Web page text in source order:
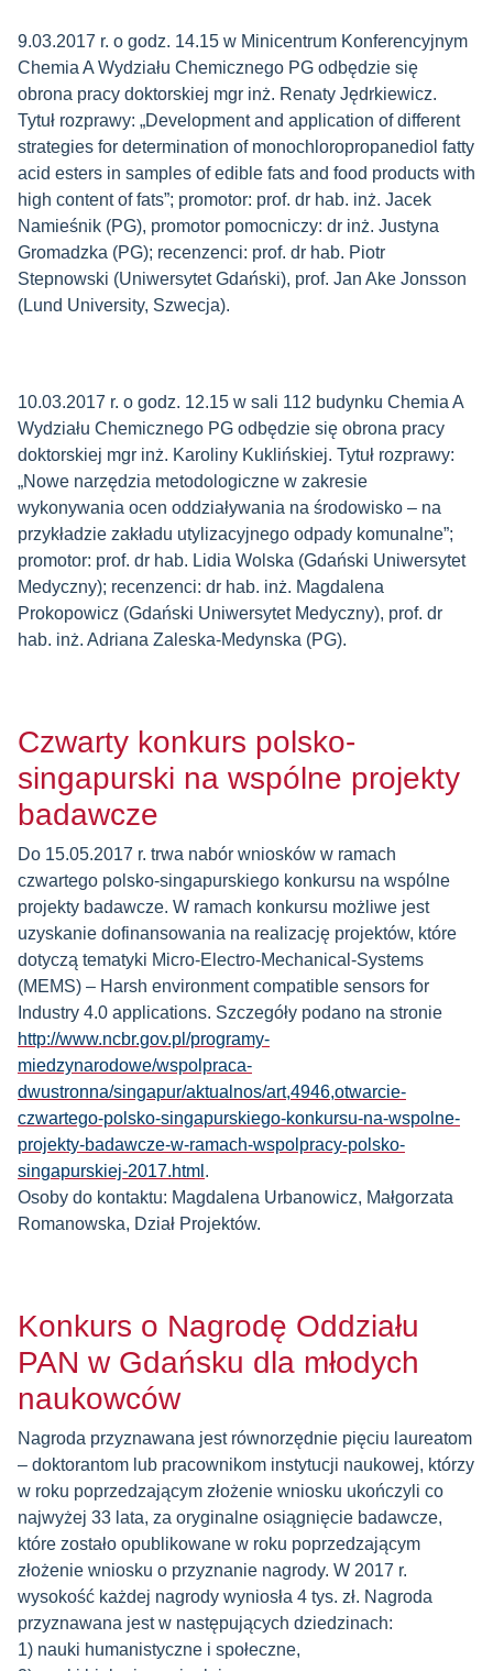
9.03.2017 r. o godz. 14.15 w Minicentrum Konferencyjnym
Chemia A Wydziału Chemicznego PG odbędzie się
obrona pracy doktorskiej mgr inż. Renaty Jędrkiewicz.
Tytuł rozprawy: „Development and application of different
strategies for determination of monochloropropanediol fatty
acid esters in samples of edible fats and food products with
high content of fats”; promotor: prof. dr hab. inż. Jacek
Namieśnik (PG), promotor pomocniczy: dr inż. Justyna
Gromadzka (PG); recenzenci: prof. dr hab. Piotr
Stepnowski (Uniwersytet Gdański), prof. Jan Ake Jonsson
(Lund University, Szwecja).
10.03.2017 r. o godz. 12.15 w sali 112 budynku Chemia A
Wydziału Chemicznego PG odbędzie się obrona pracy
doktorskiej mgr inż. Karoliny Kuklińskiej. Tytuł rozprawy:
„Nowe narzędzia metodologiczne w zakresie
wykonywania ocen oddziaływania na środowisko – na
przykładzie zakładu utylizacyjnego odpady komunalne”;
promotor: prof. dr hab. Lidia Wolska (Gdański Uniwersytet
Medyczny); recenzenci: dr hab. inż. Magdalena
Prokopowicz (Gdański Uniwersytet Medyczny), prof. dr
hab. inż. Adriana Zaleska-Medynska (PG).
Czwarty konkurs polsko-
singapurski na wspólne projekty
badawcze
Do 15.05.2017 r. trwa nabór wniosków w ramach
czwartego polsko-singapurskiego konkursu na wspólne
projekty badawcze. W ramach konkursu możliwe jest
uzyskanie dofinansowania na realizację projektów, które
dotyczą tematyki Micro-Electro-Mechanical-Systems
(MEMS) – Harsh environment compatible sensors for
Industry 4.0 applications. Szczegóły podano na stronie
http://www.ncbr.gov.pl/programy-
miedzynarodowe/wspolpraca-
dwustronna/singapur/aktualnos/art,4946,otwarcie-
czwartego-polsko-singapurskiego-konkursu-na-wspolne-
projekty-badawcze-w-ramach-wspolpracy-polsko-
singapurskiej-2017.html .
Osoby do kontaktu: Magdalena Urbanowicz, Małgorzata
Romanowska, Dział Projektów.
Konkurs o Nagrodę Oddziału
PAN w Gdańsku dla młodych
naukowców
Nagroda przyznawana jest równorzędnie pięciu laureatom
– doktorantom lub pracownikom instytucji naukowej, którzy
w roku poprzedzającym złożenie wniosku ukończyli co
najwyżej 33 lata, za oryginalne osiągnięcie badawcze,
które zostało opublikowane w roku poprzedzającym
złożenie wniosku o przyznanie nagrody. W 2017 r.
wysokość każdej nagrody wyniosła 4 tys. zł. Nagroda
przyznawana jest w następujących dziedzinach:
1) nauki humanistyczne i społeczne,